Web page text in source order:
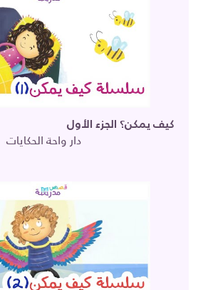
كيف يمكن؟ الجزء الأول
دار واحة الحكايات